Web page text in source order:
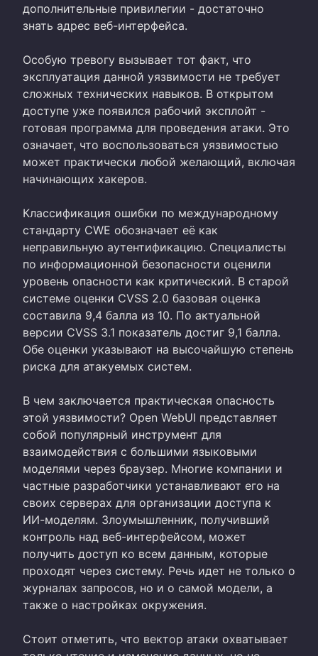
дополнительные привилегии - достаточно
знать адрес веб-интерфейса.
Особую тревогу вызывает тот факт, что
эксплуатация данной уязвимости не требует
сложных технических навыков. В открытом
доступе уже появился рабочий эксплойт -
готовая программа для проведения атаки. Это
означает, что воспользоваться уязвимостью
может практически любой желающий, включая
начинающих хакеров.
Классификация ошибки по международному
стандарту CWE обозначает её как
неправильную аутентификацию. Специалисты
по информационной безопасности оценили
уровень опасности как критический. В старой
системе оценки CVSS 2.0 базовая оценка
составила 9,4 балла из 10. По актуальной
версии CVSS 3.1 показатель достиг 9,1 балла.
Обе оценки указывают на высочайшую степень
риска для атакуемых систем.
В чем заключается практическая опасность
этой уязвимости? Open WebUI представляет
собой популярный инструмент для
взаимодействия с большими языковыми
моделями через браузер. Многие компании и
частные разработчики устанавливают его на
своих серверах для организации доступа к
ИИ-моделям. Злоумышленник, получивший
контроль над веб-интерфейсом, может
получить доступ ко всем данным, которые
проходят через систему. Речь идет не только о
журналах запросов, но и о самой модели, а
также о настройках окружения.
Стоит отметить, что вектор атаки охватывает